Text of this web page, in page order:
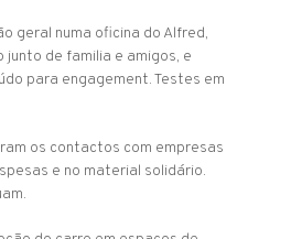
geral numa oficina do Alfred,
junto de familia e amigos, e
para engagement. Testes em
os contactos com empresas
e no material solidário.